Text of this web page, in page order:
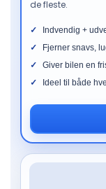
de fleste.
Indvendig +
Fjerner snavs,
Giver bilen en
Ideel til både